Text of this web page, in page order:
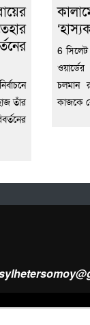
তাঁর
6
চলমান
কাজকে